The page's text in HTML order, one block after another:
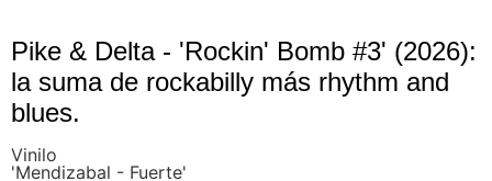
Pike & Delta - 'Rockin' Bomb #3' (2026):
la suma de rockabilly más rhythm and
blues.
Vinilo
'Mendizabal - Fuerte'